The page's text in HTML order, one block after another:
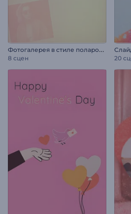
Ф
отогалерея в стиле полароид
8 сцен
20